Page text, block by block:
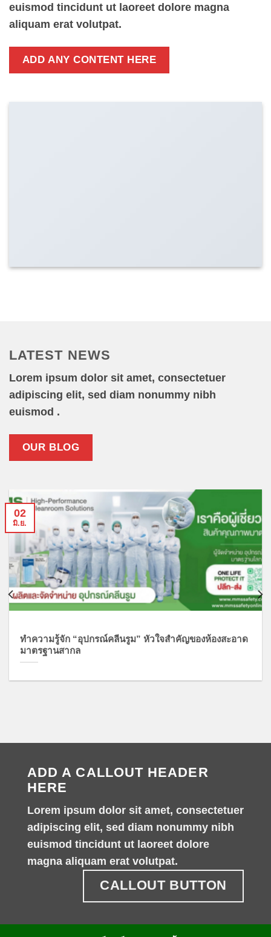
euismod tincidunt ut laoreet dolore magna
aliquam erat volutpat.
ADD ANY CONTENT HERE
LATEST NEWS
Lorem ipsum dolor sit amet, consectetuer
adipiscing elit, sed diam nonummy nibh
euismod .
OUR BLOG
ทำความรู้จัก “อุปกรณ์คลีนรูม” หัวใจสำคัญของห้องสะอาด
มาตรฐานสากล
02
มิ.ย.
ADD A CALLOUT HEADER
HERE
Lorem ipsum dolor sit amet, consectetuer
adipiscing elit, sed diam nonummy nibh
euismod tincidunt ut laoreet dolore
magna aliquam erat volutpat.
CALLOUT BUTTON